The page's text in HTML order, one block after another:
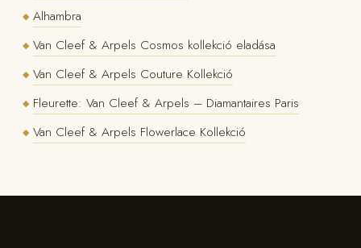
◆ Alhambra
◆ Van Cleef & Arpels Cosmos kollekció eladása
◆ Van Cleef & Arpels Couture Kollekció
◆ Fleurette: Van Cleef & Arpels – Diamantaires Paris
◆ Van Cleef & Arpels Flowerlace Kollekció